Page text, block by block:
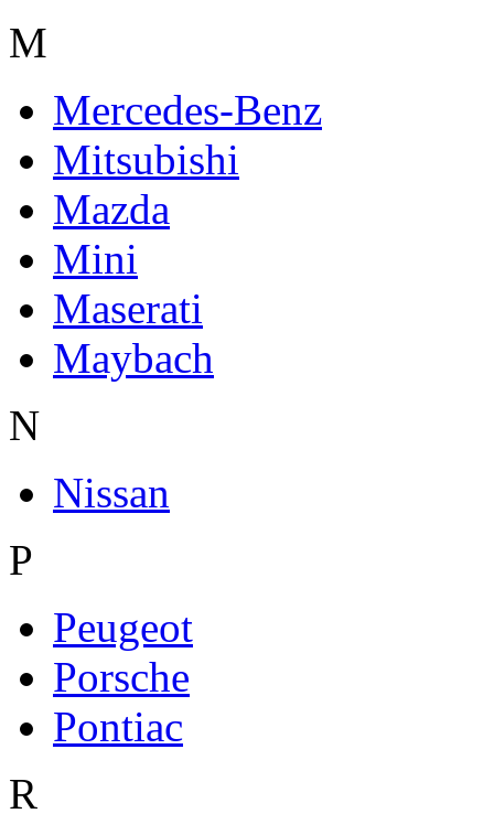
M
Mercedes-Benz
Mitsubishi
Mazda
Mini
Maserati
Maybach
N
Nissan
P
Peugeot
Porsche
Pontiac
R